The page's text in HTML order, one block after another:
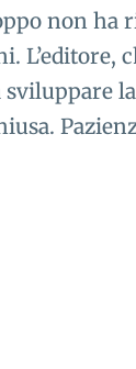
non ha
L’editore,